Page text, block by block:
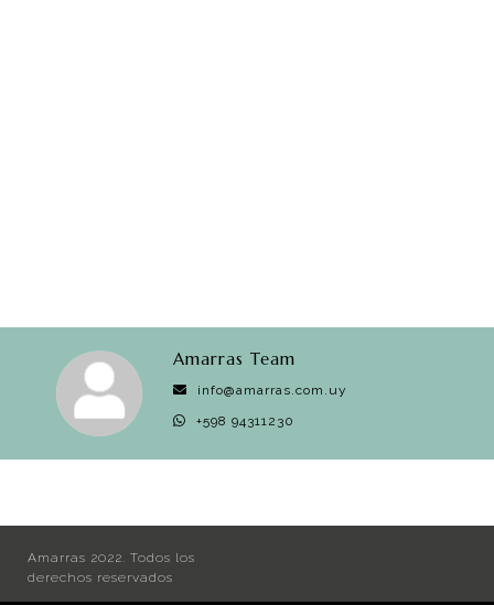
Amarras Team
info@amarras.com.uy
+598 94311230
Amarras 2022. Todos los
derechos reservados